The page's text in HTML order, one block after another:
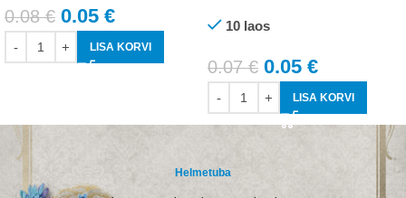
0.08€ 0.05 €
LISA KORVI
10 laos
0.07€ 0.05 €
LISA KORVI
Helmetuba